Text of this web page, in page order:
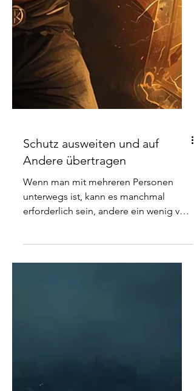
Schutz ausweiten und auf
Andere übertragen
unterwegs ist, kann es manchmal